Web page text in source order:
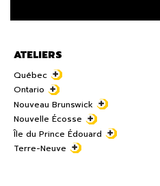
ATELIERS
Québec
Ontario
Nouveau Brunswick
Nouvelle Écosse
Île du Prince Édouard
Terre-Neuve